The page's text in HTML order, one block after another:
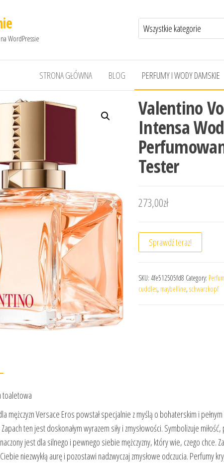
WordPressie
STRONA GŁÓWNA BLOG PERFUMY I WODY DAMSKIE
Valentino
Intensa
Tester
273,00zł
Sprawdź teraz!
SKU: 4fe512505fd8 Category:
cuddles, maybelline, schwarzkopf
toaletowa
mężczyzn Versace Eros powstał specjalnie z myślą o bohaterskim i
ten jest doskonałym wyrazem siły i zmysłowości. Symbolizuje
jest dla silnego i pewnego siebie mężczyzny, który wie, czego chce.
niezwykłą aurę i pozostawi nadzwyczaj zmysłowe odczucia. Perfumy